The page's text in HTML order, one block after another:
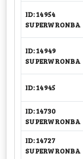
ID: 14954
SUPERWRONBA
ID: 14949
SUPERWRONBA
ID: 14945
ID: 14730
SUPERWRONBA
ID: 14727
SUPERWRONBA